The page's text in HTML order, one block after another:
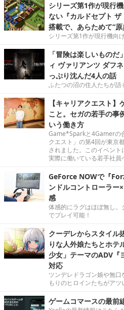
シリーズ第1作が現行
ない『カルドセプト
搭載で、あらためて“
シリーズ第1作が現行機向
「冒険は楽しいもの
ィ ヴァリアンツ ダフ
っぷり沈んだ4人の話
ふたつの沼の住人たちが語
【キャリアクエスト
こと。セガの若手の事
いう働き方
Game*Sparkと4Gamerの
クエスト」の第4回が東京
されました。このイベン
実際に働いている若手社員
GeForce NOWで『
ンドルコントローラー
感
体感的にラグはほぼ無し
でプレイ可能！
クーデレからスタイル
りな人外娘たちとホテ
少女」テーマのADV『
対応
ツンデレドラゴン娘や無
もりのヒロインたちがアツ
ゲームコマースの最前